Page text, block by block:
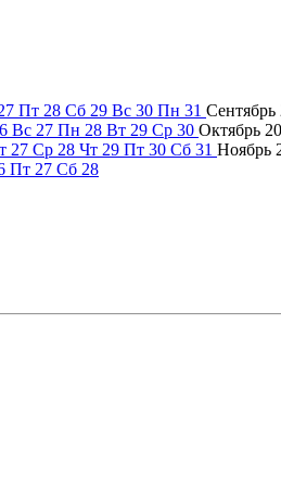
Пт 28 Сб 29 Вс 30 Пн 31 Сентябрь
Вс 27 Пн 28 Вт 29 Ср 30 Октябрь
27 Ср 28 Чт 29 Пт 30 Сб 31 Ноябрь
Пт 27 Сб 28